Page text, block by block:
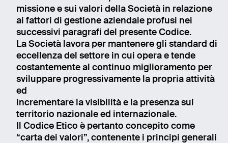
missione e sui valori della Società in relazione
ai fattori di gestione aziendale profusi nei
successivi paragrafi del presente Codice.
La Società lavora per mantenere gli standard di
eccellenza del settore in cui opera e tende
costantemente al continuo miglioramento per
sviluppare progressivamente la propria attività
ed
incrementare la visibilità e la presenza sul
territorio nazionale ed internazionale.
Il Codice Etico è pertanto concepito come
“carta dei valori”, contenente i principi generali